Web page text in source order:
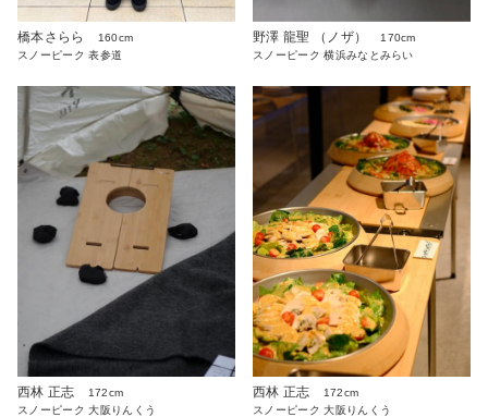
橋本さらら
160cm
スノーピーク 表参道
野澤 龍聖 （ノザ）
170cm
スノーピーク 横浜みなとみらい
西林 正志
172cm
スノーピーク 大阪りんくう
西林 正志
172cm
スノーピーク 大阪りんくう